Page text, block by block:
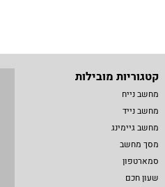
קטגוריות מובילות
מחשב נייח
מחשב נייד
מחשב גיימינג
מסך מחשב
סמארטפון
שעון חכם